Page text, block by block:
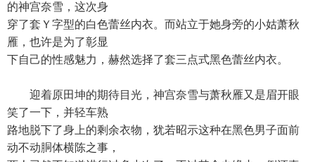
的神宫奈雪，这次身
穿了套Ｙ字型的白色蕾丝内衣。而站立于她身旁的小姑萧秋
雁，也许是为了彰显
下自己的性感魅力，赫然选择了套三点式黑色蕾丝内衣。
迎着原田坤的期待目光，神宫奈雪与萧秋雁又是眉开眼
笑了一下，并轻车熟
路地脱下了身上的剩余衣物，犹若昭示这种在黑色男子面前
动不动胴体横陈之事，